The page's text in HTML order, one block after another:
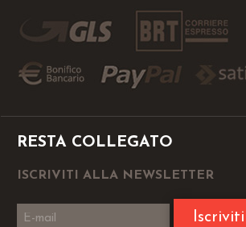
RESTA COLLEGATO
ISCRIVITI ALLA NEWSLETTER
Iscriviti